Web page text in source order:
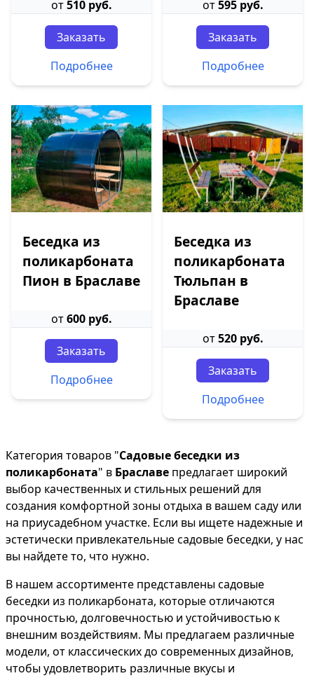
от510 руб.
Заказать
Подробнее
от595 руб.
Заказать
Подробнее
Беседка из
поликарбоната
Пион в Браславе
от600 руб.
Заказать
Подробнее
Беседка из
поликарбоната
Тюльпан в
Браславе
от520 руб.
Заказать
Подробнее
Категория товаров "Садовые беседки из
поликарбоната" в Браславе предлагает широкий
выбор качественных и стильных решений для
создания комфортной зоны отдыха в вашем саду или
на приусадебном участке. Если вы ищете надежные и
эстетически привлекательные садовые беседки, у нас
вы найдете то, что нужно.
В нашем ассортименте представлены садовые
беседки из поликарбоната, которые отличаются
прочностью, долговечностью и устойчивостью к
внешним воздействиям. Мы предлагаем различные
модели, от классических до современных дизайнов,
чтобы удовлетворить различные вкусы и